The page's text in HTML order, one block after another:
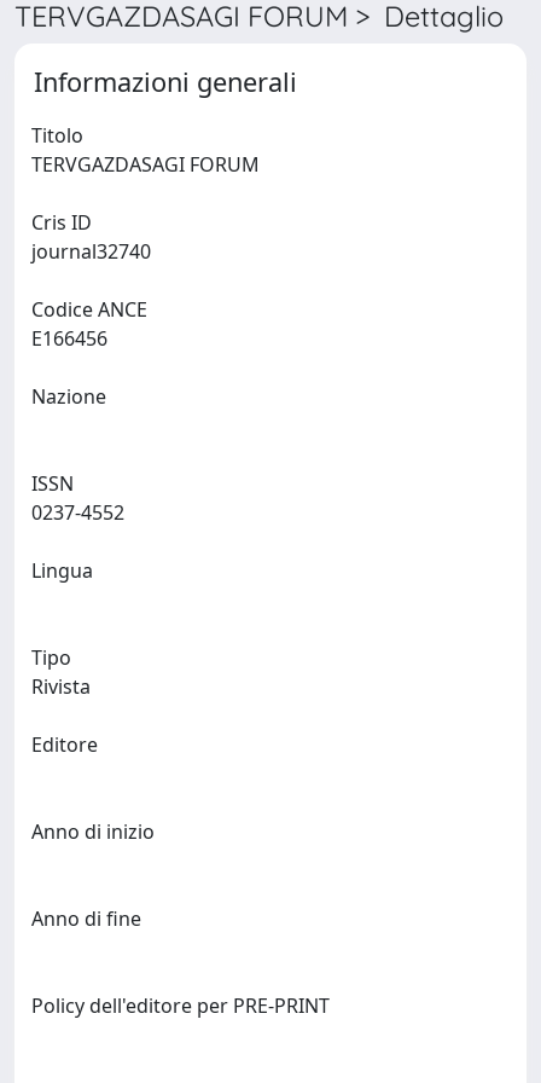
TERVGAZDASAGI FORUM > Dettaglio
Informazioni generali
Titolo
Cris ID
Codice ANCE
Nazione
ISSN
Lingua
Tipo
Rivista
Editore
Anno di inizio
Anno di fine
Policy dell'editore per PRE-PRINT